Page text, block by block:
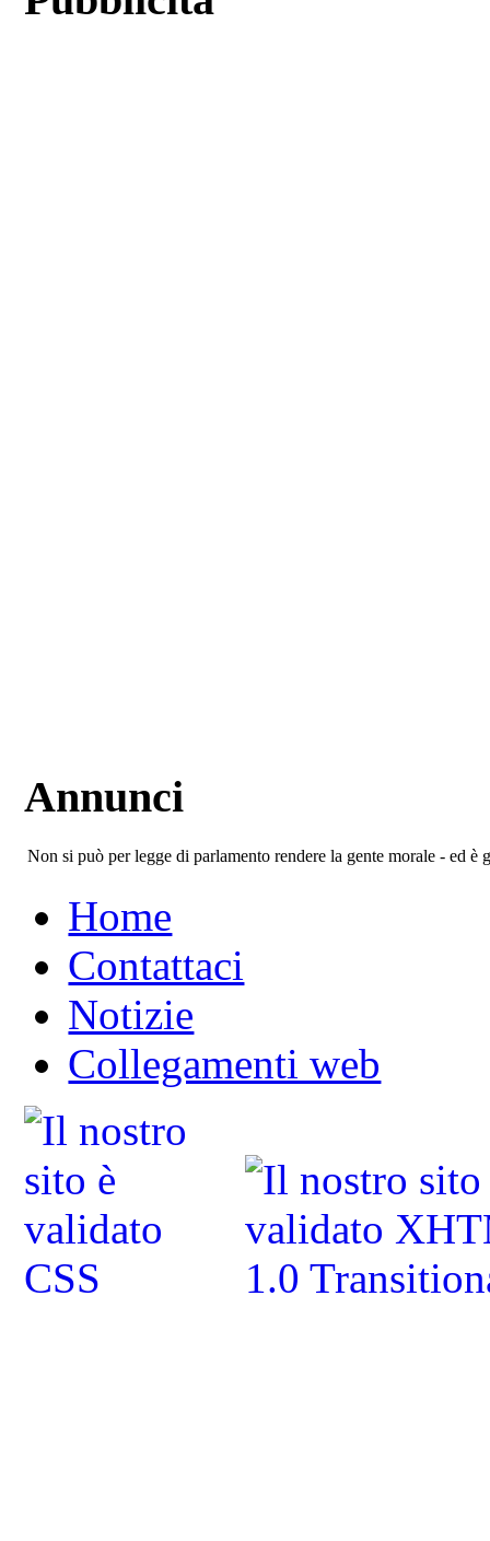
Annunci
Non si può per legge di parlamento rendere la gente morale - ed è
Home
Contattaci
Notizie
Collegamenti web